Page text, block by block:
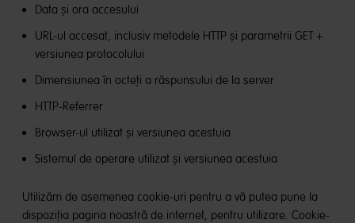
Data și ora accesului
URL-ul accesat, inclusiv metodele HTTP și parametrii GET +
versiunea protocolului
Dimensiunea în octeți a răspunsului de la server
HTTP-Referrer
Browser-ul utilizat și versiunea acestuia
Sistemul de operare utilizat și versiunea acestuia
Utilizăm de asemenea cookie-uri pentru a vă putea pune la
dispoziția pagina noastră de internet, pentru utilizare. Cookie-